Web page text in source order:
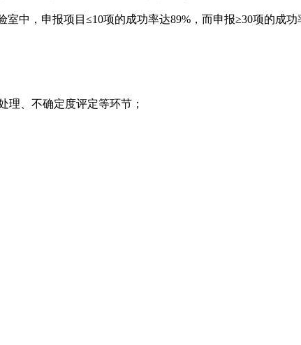
中，申报项目≤10项的成功率达89%，而申报≥30项的成功
理、不确定度评定等环节；